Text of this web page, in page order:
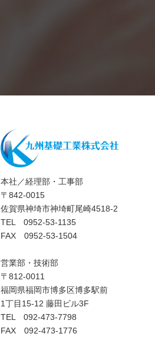
本社／経理部・工事部
〒842-0015
佐賀県神埼市神埼町尾崎4518-2
TEL 0952-53-1135
FAX 0952-53-1504
営業部・技術部
〒812-0011
福岡県福岡市博多区博多駅前
1丁目15-12 藤田ビル3F
TEL 092-473-7798
FAX 092-473-1776